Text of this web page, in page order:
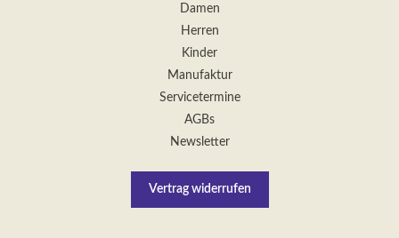
Damen
Herren
Kinder
Manufaktur
Servicetermine
AGBs
Newsletter
Vertrag widerrufen